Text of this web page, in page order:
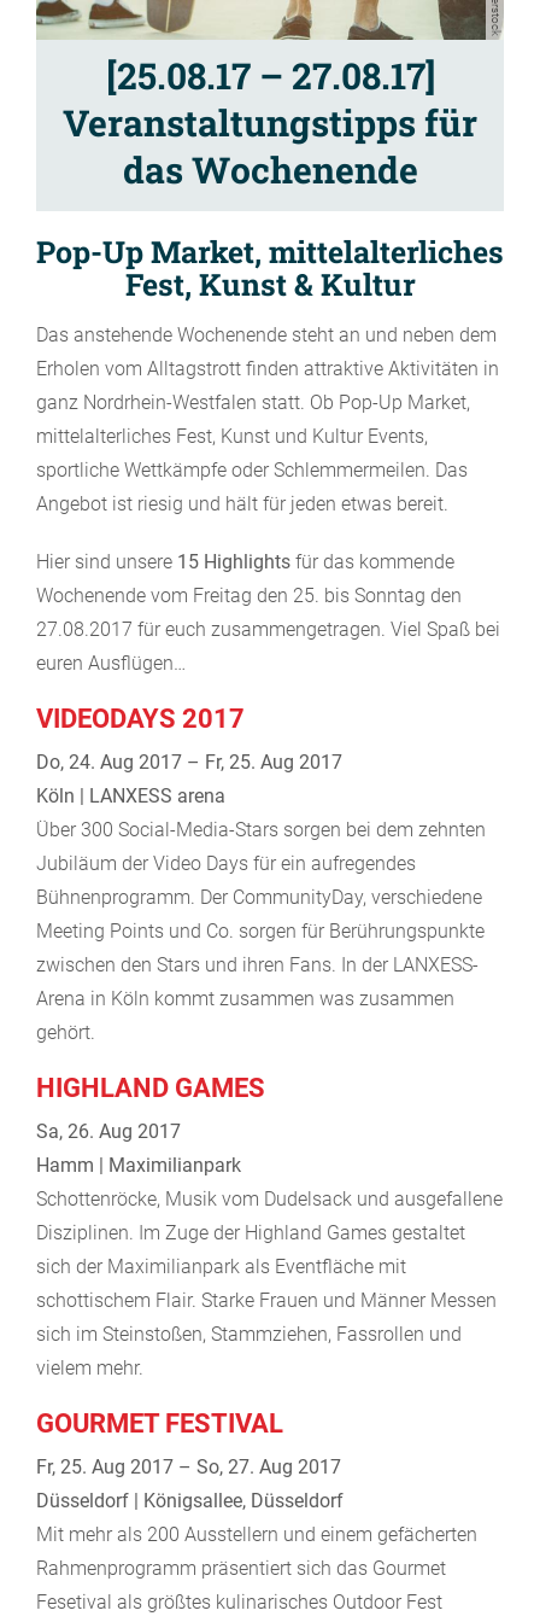
[25.08.17 – 27.08.17]
Veranstaltungstipps für
das Wochenende
Pop-Up Market, mittelalterliches
Fest, Kunst & Kultur
Das anstehende Wochenende steht an und neben dem
Erholen vom Alltagstrott finden attraktive Aktivitäten in
ganz Nordrhein-Westfalen statt. Ob Pop-Up Market,
mittelalterliches Fest, Kunst und Kultur Events,
sportliche Wettkämpfe oder Schlemmermeilen. Das
Angebot ist riesig und hält für jeden etwas bereit.
Hier sind unsere 15 Highlights für das kommende
Wochenende vom Freitag den 25. bis Sonntag den
27.08.2017 für euch zusammengetragen. Viel Spaß bei
euren Ausflügen…
VIDEODAYS 2017
Do, 24. Aug 2017 – Fr, 25. Aug 2017
Köln | LANXESS arena
Über 300 Social-Media-Stars sorgen bei dem zehnten
Jubiläum der Video Days für ein aufregendes
Bühnenprogramm. Der CommunityDay, verschiedene
Meeting Points und Co. sorgen für Berührungspunkte
zwischen den Stars und ihren Fans. In der LANXESS-
Arena in Köln kommt zusammen was zusammen
gehört.
HIGHLAND GAMES
Sa, 26. Aug 2017
Hamm | Maximilianpark
Schottenröcke, Musik vom Dudelsack und ausgefallene
Disziplinen. Im Zuge der Highland Games gestaltet
sich der Maximilianpark als Eventfläche mit
schottischem Flair. Starke Frauen und Männer Messen
sich im Steinstoßen, Stammziehen, Fassrollen und
vielem mehr.
GOURMET FESTIVAL
Fr, 25. Aug 2017 – So, 27. Aug 2017
Düsseldorf | Königsallee, Düsseldorf
Mit mehr als 200 Ausstellern und einem gefächerten
Rahmenprogramm präsentiert sich das Gourmet
Fesetival als größtes kulinarisches Outdoor Fest